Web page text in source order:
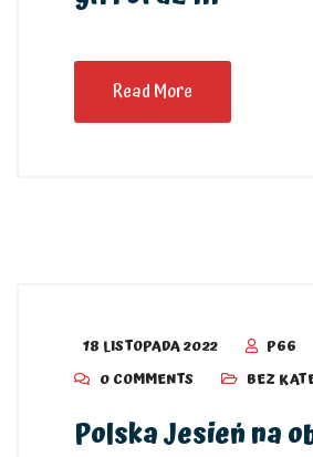
Read More
18 LISTOPADA 2022
P66
0 COMMENTS
BEZ
Polska Jesień na